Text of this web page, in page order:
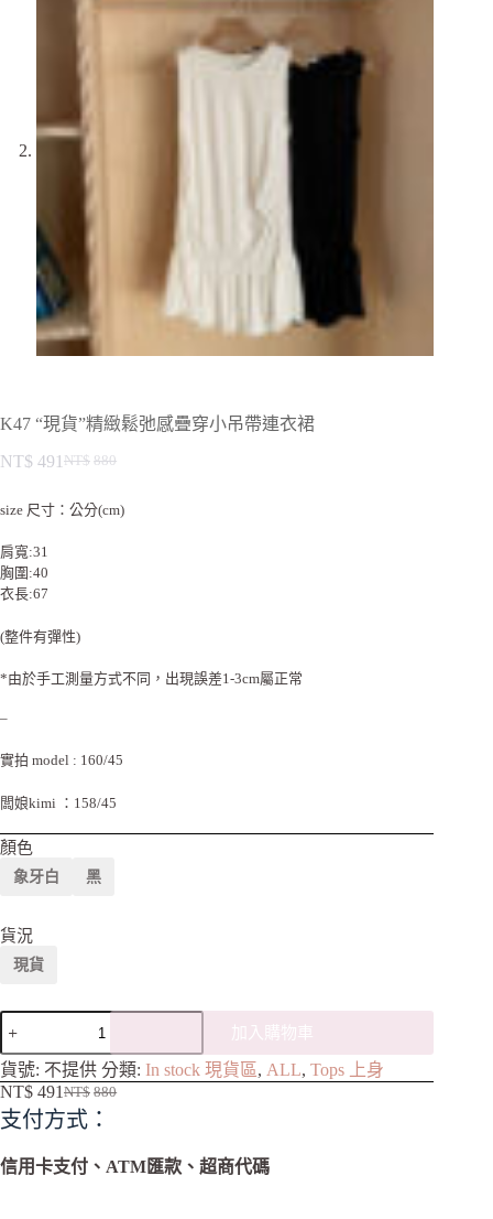
K47 “現貨”精緻鬆弛感疊穿小吊帶連衣裙
NT$ 880
NT$ 491
size 尺寸：公分(cm)
肩寬:31
胸圍:40
衣長:67
(整件有彈性)
*由於手工測量方式不同，出現誤差1-3cm屬正常
–
實拍 model : 160/45
闆娘kimi ：158/45
顏色
象牙白 黑
貨況
現貨
加入購物車
A
l
e
n
貨號: 不提供 分類: In stock 現貨區, ALL, Tops 上身
NT$ 880
NT$ 491
支付方式：
信用卡支付、ATM匯款、超商代碼